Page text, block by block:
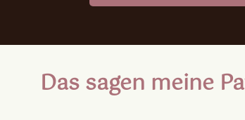
Das sagen meine